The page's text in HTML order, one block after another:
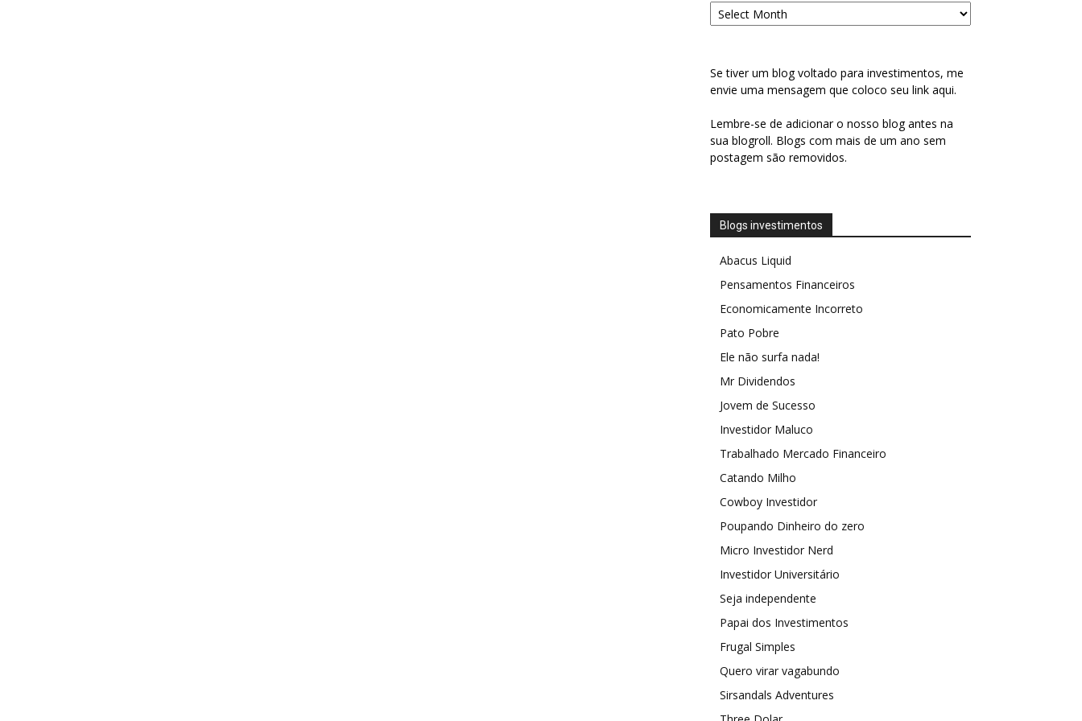
Se tiver um blog voltado para investimentos, me
envie uma mensagem que coloco seu link aqui.
Lembre-se de adicionar o nosso blog antes na
sua blogroll. Blogs com mais de um ano sem
postagem são removidos.
Blogs investimentos
Abacus Liquid
Pensamentos Financeiros
Economicamente Incorreto
Pato Pobre
Ele não surfa nada!
Mr Dividendos
Jovem de Sucesso
Investidor Maluco
Trabalhado Mercado Financeiro
Catando Milho
Cowboy Investidor
Poupando Dinheiro do zero
Micro Investidor Nerd
Investidor Universitário
Seja independente
Papai dos Investimentos
Frugal Simples
Quero virar vagabundo
Sirsandals Adventures